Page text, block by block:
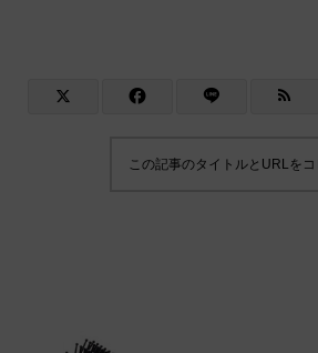
この記事のタイトルとURLを